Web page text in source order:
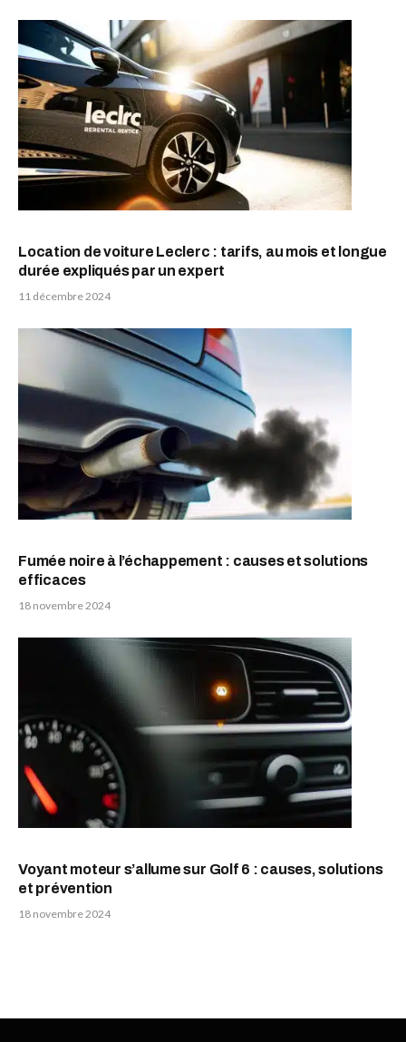
Location de voiture Leclerc : tarifs, au mois et longue
durée expliqués par un expert
11 décembre 2024
Fumée noire à l’échappement : causes et solutions
efficaces
18 novembre 2024
Voyant moteur s’allume sur Golf 6 : causes, solutions
et prévention
18 novembre 2024